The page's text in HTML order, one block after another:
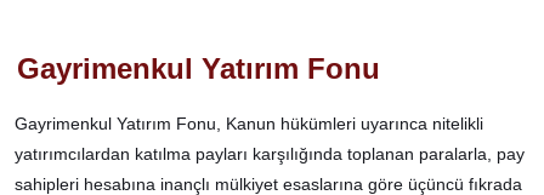
Gayrimenkul Yatırım Fonu
Gayrimenkul Yatırım Fonu, Kanun hükümleri uyarınca nitelikli
yatırımcılardan katılma payları karşılığında toplanan paralarla, pay
sahipleri hesabına inançlı mülkiyet esaslarına göre üçüncü fıkrada